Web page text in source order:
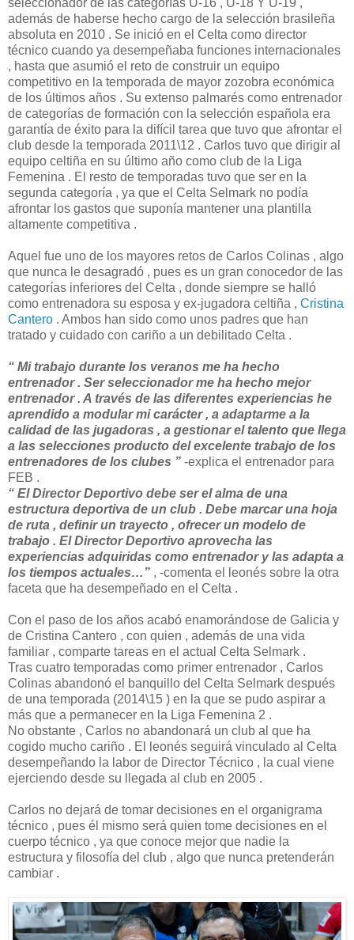
además de haberse hecho cargo de la selección brasileña
absoluta en 2010 . Se inició en el Celta como director
técnico cuando ya desempeñaba funciones internacionales
, hasta que asumió el reto de construir un equipo
competitivo en la temporada de mayor zozobra económica
de los últimos años . Su extenso palmarés como entrenador
de categorías de formación con la selección española era
garantía de éxito para la difícil tarea que tuvo que afrontar el
club desde la temporada 2011\12 . Carlos tuvo que dirigir al
equipo celtiña en su último año como club de la Liga
Femenina . El resto de temporadas tuvo que ser en la
segunda categoría , ya que el Celta Selmark no podía
afrontar los gastos que suponía mantener una plantilla
altamente competitiva .
Aquel fue uno de los mayores retos de Carlos Colinas , algo
que nunca le desagradó , pues es un gran conocedor de las
categorías inferiores del Celta , donde siempre se halló
como entrenadora su esposa y ex-jugadora celtiña , Cristina
Cantero . Ambos han sido como unos padres que han
tratado y cuidado con cariño a un debilitado Celta .
“ Mi trabajo durante los veranos me ha hecho
entrenador . Ser seleccionador me ha hecho mejor
entrenador . A través de las diferentes experiencias he
aprendido a modular mi carácter , a adaptarme a la
calidad de las jugadoras , a gestionar el talento que llega
a las selecciones producto del excelente trabajo de los
entrenadores de los clubes ” -explica el entrenador para
FEB .
“ El Director Deportivo debe ser el alma de una
estructura deportiva de un club . Debe marcar una hoja
de ruta , definir un trayecto , ofrecer un modelo de
trabajo . El Director Deportivo aprovecha las
experiencias adquiridas como entrenador y las adapta a
los tiempos actuales…” , -comenta el leonés sobre la otra
faceta que ha desempeñado en el Celta .
Con el paso de los años acabó enamorándose de Galicia y
de Cristina Cantero , con quien , además de una vida
familiar , comparte tareas en el actual Celta Selmark .
Tras cuatro temporadas como primer entrenador , Carlos
Colinas abandonó el banquillo del Celta Selmark después
de una temporada (2014\15 ) en la que se pudo aspirar a
más que a permanecer en la Liga Femenina 2 .
No obstante , Carlos no abandonará un club al que ha
cogido mucho cariño . El leonés seguirá vinculado al Celta
desempeñando la labor de Director Técnico , la cual viene
ejerciendo desde su llegada al club en 2005 .
Carlos no dejará de tomar decisiones en el organigrama
técnico , pues él mismo será quien tome decisiones en el
cuerpo técnico , ya que conoce mejor que nadie la
estructura y filosofía del club , algo que nunca pretenderán
cambiar .